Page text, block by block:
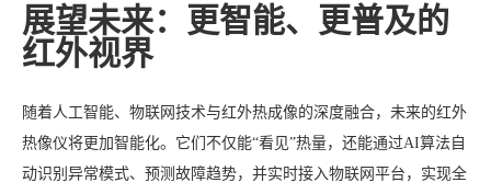
展望未来：更智能、更普及的
红外视界
随着人工智能、物联网技术与红外热成像的深度融合，未来的红外
热像仪将更加智能化。它们不仅能“看见”热量，还能通过AI算法自
动识别异常模式、预测故障趋势，并实时接入物联网平台，实现全